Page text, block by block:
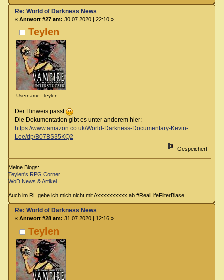
Teylen
Username: Teylen
Re: World of Darkness News
« Antwort #27 am: 30.07.2020 | 22:10 »
Der Hinweis passt
Die Dokumentation gibt es unter anderem hier:
https://www.amazon.co.uk/World-Darkness-Documentary-Kevin-
Lee/dp/B07BS35KQ2
Gespeichert
Meine Blogs:
Teylen's RPG Corner
WoD News & Artikel
Auch im RL gebe ich mich nicht mit Axxxxxxxxxx ab #RealLifeFilterBlase
Teylen
Re: World of Darkness News
« Antwort #28 am: 31.07.2020 | 12:16 »